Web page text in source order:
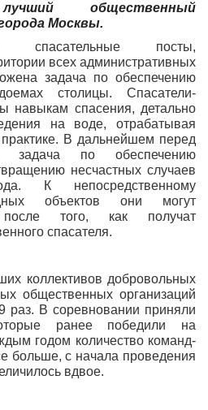
общественный
Москвы.
спасательные посты,
всех административных
задача по обеспечению
столицы. Спасатели-
навыкам спасения, детально
на воде, отрабатывая
В дальнейшем перед
задача по обеспечению
несчастных случаев
К непосредственному
объектов они могут
после того, как получат
спасателя.
коллективов добровольных
общественных организаций
раз. В соревновании приняли
ранее победили на
годом количество команд-
больше, с начала проведения
вдвое.